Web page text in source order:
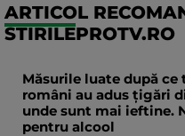
ARTICOL
STIRILEPROTV.RO
Măsurile luate după
români au adus țigări
unde sunt mai ieftine.
pentru alcool